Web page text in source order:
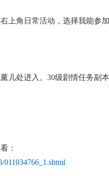
上角日常活动，选择我能参
儿处进入。30级剧情任务副
：
011034766_1.shtml